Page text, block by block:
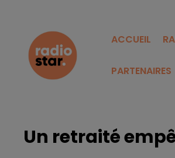
ACCUEIL
PARTENAIRES
Un retraité